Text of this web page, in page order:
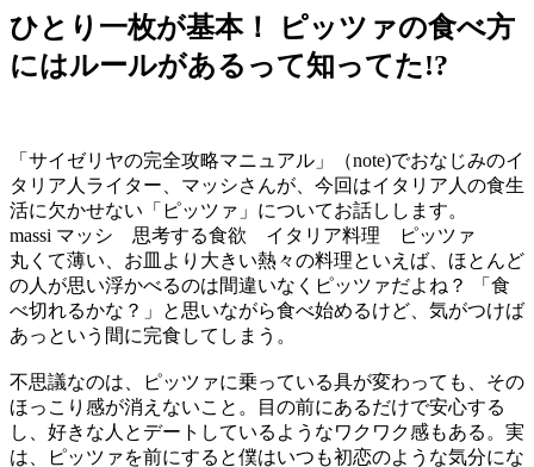
ひとり一枚が基本！ ピッツァの食べ方
にはルールがあるって知ってた!?
「サイゼリヤの完全攻略マニュアル」（note)でおなじみのイ
タリア人ライター、マッシさんが、今回はイタリア人の食生
活に欠かせない「ピッツァ」についてお話しします。
massi マッシ 思考する食欲 イタリア料理 ピッツァ
丸くて薄い、お皿より大きい熱々の料理といえば、ほとんど
の人が思い浮かべるのは間違いなくピッツァだよね？ 「食
べ切れるかな？」と思いながら食べ始めるけど、気がつけば
あっという間に完食してしまう。
不思議なのは、ピッツァに乗っている具が変わっても、その
ほっこり感が消えないこと。目の前にあるだけで安心する
し、好きな人とデートしているようなワクワク感もある。実
は、ピッツァを前にすると僕はいつも初恋のような気分にな